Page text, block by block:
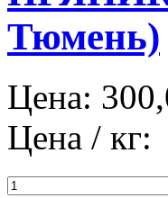
Тюмень)
Цена:
Цена / кг: